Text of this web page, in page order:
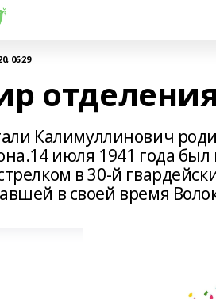
06:29
Калимуллинович
июля 1941 года
в 30-й
в своей время